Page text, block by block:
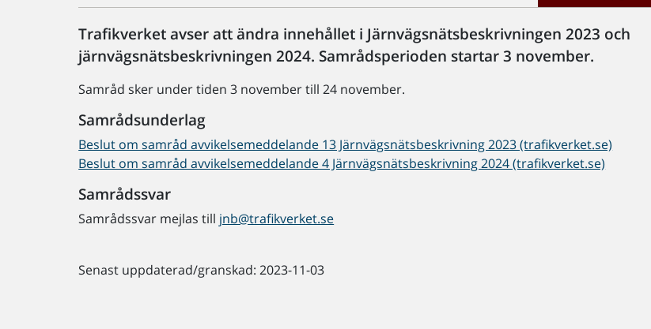
Trafikverket avser att ändra innehållet i Järnvägsnätsbeskrivningen 2023 och
järnvägsnätsbeskrivningen 2024. Samrådsperioden startar 3 november.
Samråd sker under tiden 3 november till 24 november.
Samrådsunderlag
Beslut om samråd avvikelsemeddelande 13 Järnvägsnätsbeskrivning 2023 (trafikverket.se)
Beslut om samråd avvikelsemeddelande 4 Järnvägsnätsbeskrivning 2024 (trafikverket.se)
Samrådssvar
Samrådssvar mejlas till jnb@trafikverket.se
Senast uppdaterad/granskad: 2023-11-03